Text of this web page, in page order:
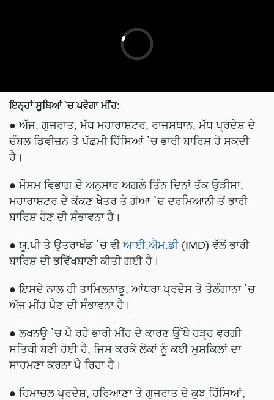
ਇਨ੍ਹਾਂ ਸੂਬਿਆਂ `ਚ ਪਵੇਗਾ ਮੀਂਹ:
● ਅੱਜ, ਗੁਜਰਾਤ, ਮੱਧ ਮਹਾਰਾਸ਼ਟਰ, ਰਾਜਸਥਾਨ, ਮੱਧ ਪ੍ਰਦੇਸ਼ ਦੇ
ਚੰਬਲ ਡਿਵੀਜ਼ਨ ਤੇ ਪੱਛਮੀ ਹਿੱਸਿਆਂ `ਚ ਭਾਰੀ ਬਾਰਿਸ਼ ਹੋ ਸਕਦੀ
ਹੈ।
● ਮੌਸਮ ਵਿਭਾਗ ਦੇ ਅਨੁਸਾਰ ਅਗਲੇ ਤਿੰਨ ਦਿਨਾਂ ਤੱਕ ਉੜੀਸਾ,
ਮਹਾਰਾਸ਼ਟਰ ਦੇ ਕੋਂਕਣ ਖੇਤਰ ਤੇ ਗੋਆ `ਚ ਦਰਮਿਆਨੀ ਤੋਂ ਭਾਰੀ
ਬਾਰਿਸ਼ ਹੋਣ ਦੀ ਸੰਭਾਵਨਾ ਹੈ।
● ਯੂ.ਪੀ ਤੇ ਉਤਰਾਖੰਡ `ਚ ਵੀ ਆਈ.ਐਮ.ਡੀ(IMD) ਵੱਲੋਂ ਭਾਰੀ
ਬਾਰਿਸ਼ ਦੀ ਭਵਿੱਖਬਾਣੀ ਕੀਤੀ ਗਈ ਹੈ।
● ਇਸਦੇ ਨਾਲ ਹੀ ਤਾਮਿਲਨਾਡੂ, ਆਂਧਰਾ ਪ੍ਰਦੇਸ਼ ਤੇ ਤੇਲੰਗਾਨਾ `ਚ
ਅੱਜ ਮੀਂਹ ਪੈਣ ਦੀ ਸੰਭਾਵਨਾ ਹੈ।
● ਲਖਨਊ `ਚ ਪੈ ਰਹੇ ਭਾਰੀ ਮੀਂਹ ਦੇ ਕਾਰਣ ਉੱਥੇ ਹੜ੍ਹ ਵਰਗੀ
ਸਤਿਥੀ ਬਣੀ ਹੋਈ ਹੈ, ਜਿਸ ਕਰਕੇ ਲੋਕਾਂ ਨੂੰ ਕਈ ਮੁਸ਼ਕਿਲਾਂ ਦਾ
ਸਾਹਮਣਾ ਕਰਨਾ ਪੈ ਰਿਹਾ ਹੈ।
● ਹਿਮਾਚਲ ਪ੍ਰਦੇਸ਼, ਹਰਿਆਣਾ ਤੇ ਗੁਜਰਾਤ ਦੇ ਕੁਝ ਹਿੱਸਿਆਂ,